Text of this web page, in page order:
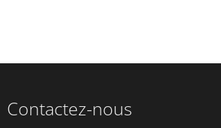
Contactez-nous